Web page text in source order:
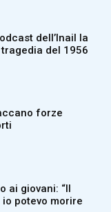
dell’Inail la
del 1956
forze
ai giovani: “Il
potevo morire